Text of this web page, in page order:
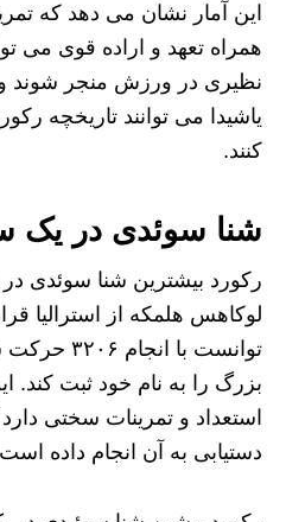
این آمار نشان می‌ دهد که
همراه تعهد و اراده قوی می‌
نظیری در ورزش منجر شوند
یاشیدا می‌ توانند تاریخچه
کنند.
شنا سوئدی در یک
رکورد بیشترین شنا سوئدی
توانست با
بزرگ را به نام خود ثبت کند.
استعداد و تمرینات سختی
دستیابی به آن انجام داده